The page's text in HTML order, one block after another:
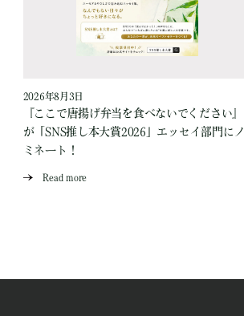
2026年8月3日
『ここで唐揚げ弁当を食べないでください』
が「SNS推し本大賞2026」エッセイ部門にノ
ミネート！
Read more